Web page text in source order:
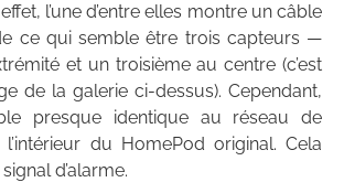
l’une d’entre elles montre un câble
ce qui semble être trois capteurs —
et un troisième au centre (c’est
de la galerie ci-dessus). Cependant,
presque identique au réseau de
du HomePod original. Cela
d’alarme.